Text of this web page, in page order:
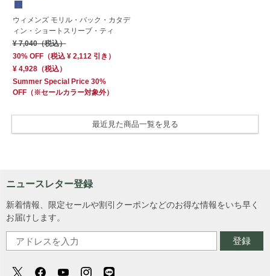
ウィメンズ モリル・バック・カタデ
ィン・ショートスリーブ・ティ
¥ 7,040（税込）
30% OFF（税込 ¥ 2,112引き）
¥ 4,928（税込）
Summer Special Price 30%
OFF（※セールカラー対象外）
最近見た商品一覧を見る
ニュースレター登録
新着情報、限定セールや割引クーポンなどのお得な情報をいち早く
お届けします。
登録